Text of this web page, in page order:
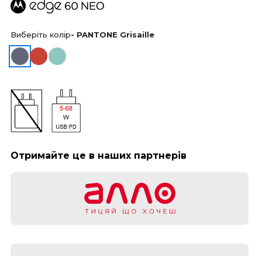
Виберіть колір- PANTONE Grisaille
Отримайте це в наших партнерів